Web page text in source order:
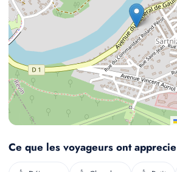
Ce que les voyageurs ont apprecie